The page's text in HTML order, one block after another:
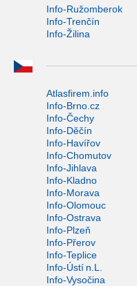
Info-Ružomberok
Info-Trenčín
Info-Žilina
Atlasfirem.info
Info-Brno.cz
Info-Čechy
Info-Děčín
Info-Havířov
Info-Chomutov
Info-Jihlava
Info-Kladno
Info-Morava
Info-Olomouc
Info-Ostrava
Info-Plzeň
Info-Přerov
Info-Teplice
Info-Ústí n.L.
Info-Vysočina